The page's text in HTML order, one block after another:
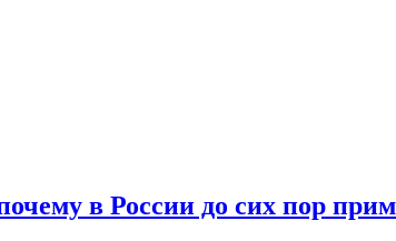
в России до сих пор